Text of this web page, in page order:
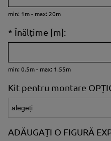
min: 1m - max: 20m
* Înălțime [m]:
min: 0.5m - max: 1.55m
Kit pentru montare
ADĂUGAȚI O FIGURĂ